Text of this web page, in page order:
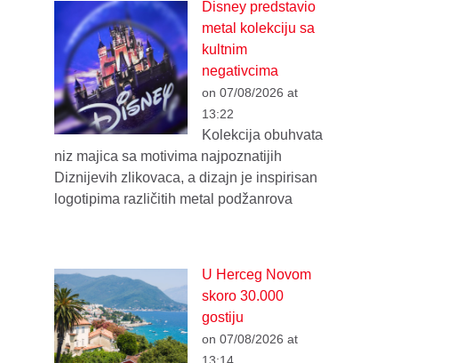
Disney predstavio
metal kolekciju sa
kultnim
negativcima
on 07/08/2026 at
13:22
Kolekcija obuhvata
niz majica sa motivima najpoznatijih
Diznijevih zlikovaca, a dizajn je inspirisan
logotipima različitih metal podžanrova
U Herceg Novom
skoro 30.000
gostiju
on 07/08/2026 at